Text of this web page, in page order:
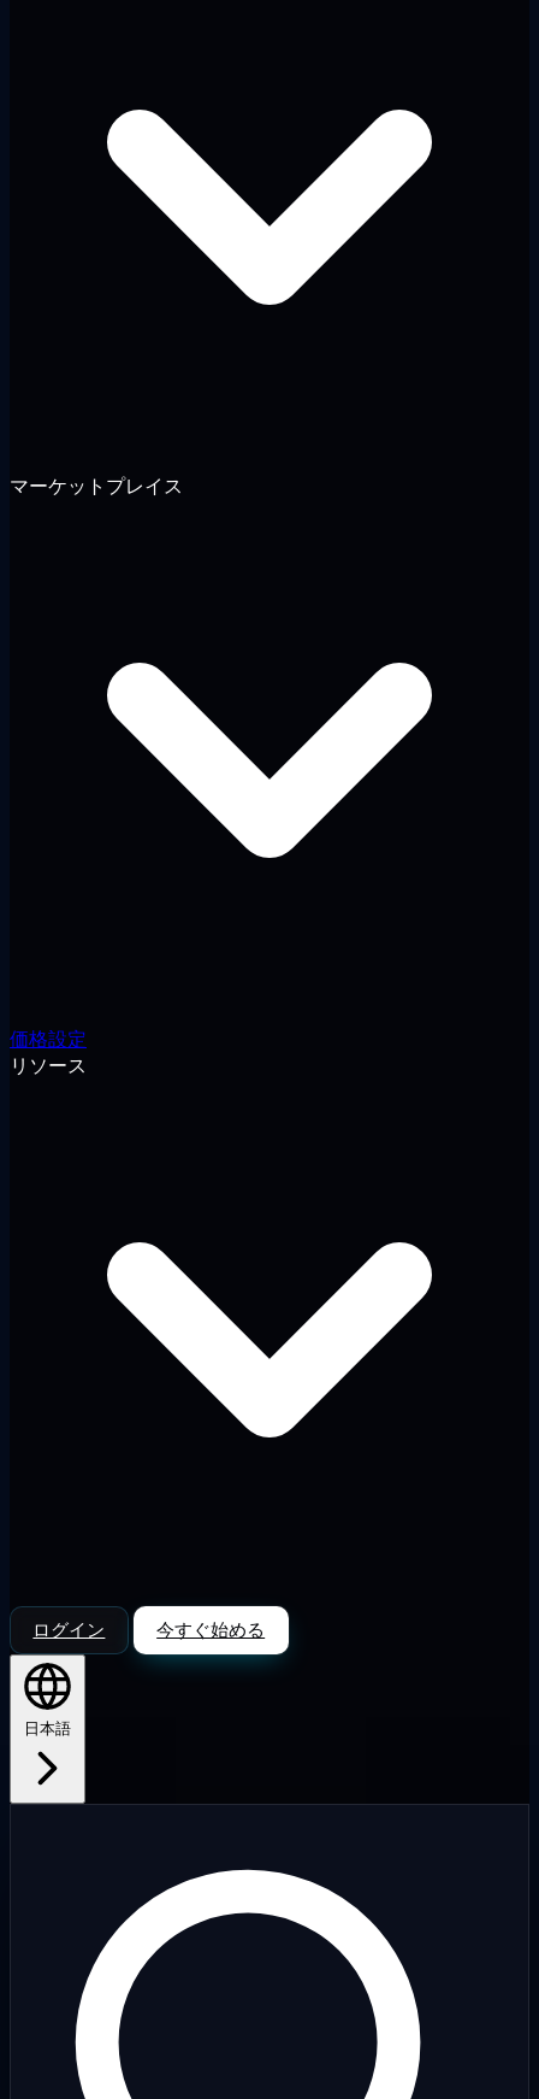
マーケットプレイス
価格設定
リソース
ログイン 今すぐ始める
日本語